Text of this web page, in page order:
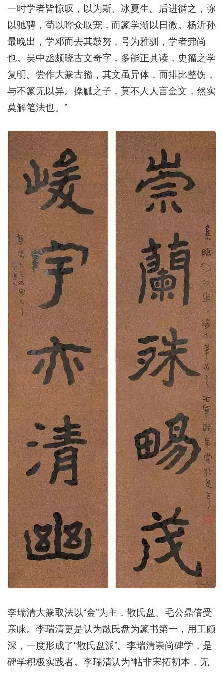
一时学者皆惊叹，以为斯、冰夏生。后进循之，弥
以驰骋，苟以哗众取宠，而篆学渐以日微。杨沂孙
最晚出，学邓而去其鼓努，号为雅驯，学者弗尚
也。吴中丞颇晓古文奇字，多能正其读，史籀之学
复明。尝作大篆古籀，其文虽异体，而排比整饬，
与不篆无以异。操觚之子，莫不人人言金文，然实
莫解笔法也。”
李瑞清大篆取法以“金”为主，散氏盘、毛公鼎倍受
亲睐。李瑞清更是认为散氏盘为篆书第一，用工颇
深，一度形成了“散氏盘派”。李瑞清崇尚碑学，是
碑学积极实践者。李瑞清认为“帖非宋拓初本，无